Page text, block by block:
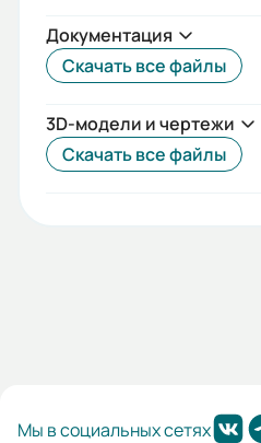
Документация
Скачать все файлы
3D-модели и чертежи
Скачать все файлы
Мы в социальных сетях